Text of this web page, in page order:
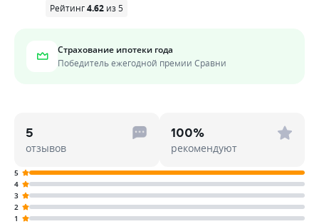
Рейтинг4.62 из 5
Страхование ипотеки года
Победитель ежегодной премии Сравни
5
отзывов
100%
рекомендуют
5
4
3
2
1